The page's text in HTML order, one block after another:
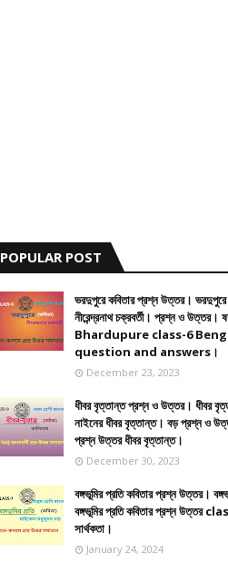
POPULAR POST
ভরদুপুরে কবিতার প্রশ্ন উত্তর। ভরদুপুরে
নীরেন্দ্রনাথ চক্রবর্তী। প্রশ্ন ও উত্তর।
Bhardupure class-6
question and answers।
December 23, 2023
ধীবর বৃত্তান্ত প্রশ্ন ও উত্তর। ধীবর
নাইনের ধীবর বৃত্তান্ত। বড় প্রশ্ন ও
প্রশ্ন উত্তর ধীবর বৃত্তান্ত।
December 30, 2023
বঙ্গভূমির প্রতি কবিতার প্রশ্ন উত্তর।
বঙ্গভূমির প্রতি কবিতার প্রশ্ন উত্তর
সার্থকতা।
January 24, 2024